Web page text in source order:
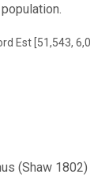
Est [51,543, 6,086]
(Shaw 1802)